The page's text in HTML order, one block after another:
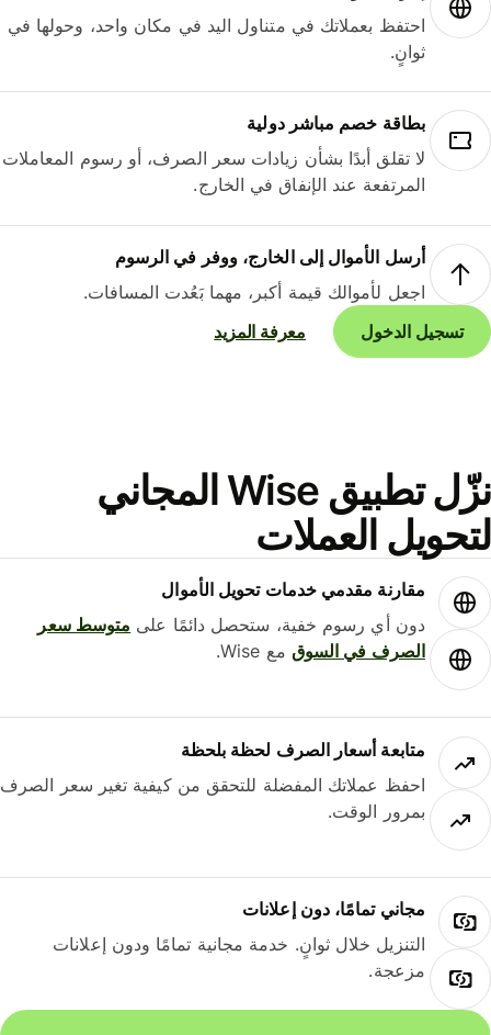
احتفظ بعملاتك في متناول اليد في مكان واحد، وحولها في
ثوانٍ.
بطاقة خصم مباشر دولية
لا تقلق أبدًا بشأن زيادات سعر الصرف، أو رسوم المعاملات
المرتفعة عند الإنفاق في الخارج.
أرسل الأموال إلى الخارج، ووفر في الرسوم
اجعل لأموالك قيمة أكبر، مهما بَعُدت المسافات.
تسجيل الدخول
معرفة المزيد
نزّل تطبيق Wise المجاني
العملات
مقارنة مقدمي خدمات تحويل الأموال
دون أي رسوم خفية، ستحصل دائمًا علىمتوسط ​​سعر
الصرف في السوقمع Wise.
متابعة أسعار الصرف لحظة بلحظة
احفظ عملاتك المفضلة للتحقق من كيفية تغير سعر الصرف
بمرور الوقت.
مجاني تمامًا، دون إعلانات
التنزيل خلال ثوانٍ. خدمة مجانية تمامًا ودون إعلانات
مزعجة.